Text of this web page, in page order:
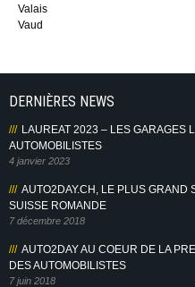
Valais
Vaud
DERNIÈRES NEWS
LAUREAT 2023 – LES GARAGES
AUTOMOBILISTES
4 janvier 2023
AUTO2DAY.CH, LE PLUS GRAND
SUISSE ROMANDE
7 décembre 2018
AUTO2DAY AU COEUR DE LA
DES AUTOMOBILISTES
7 juin 2018